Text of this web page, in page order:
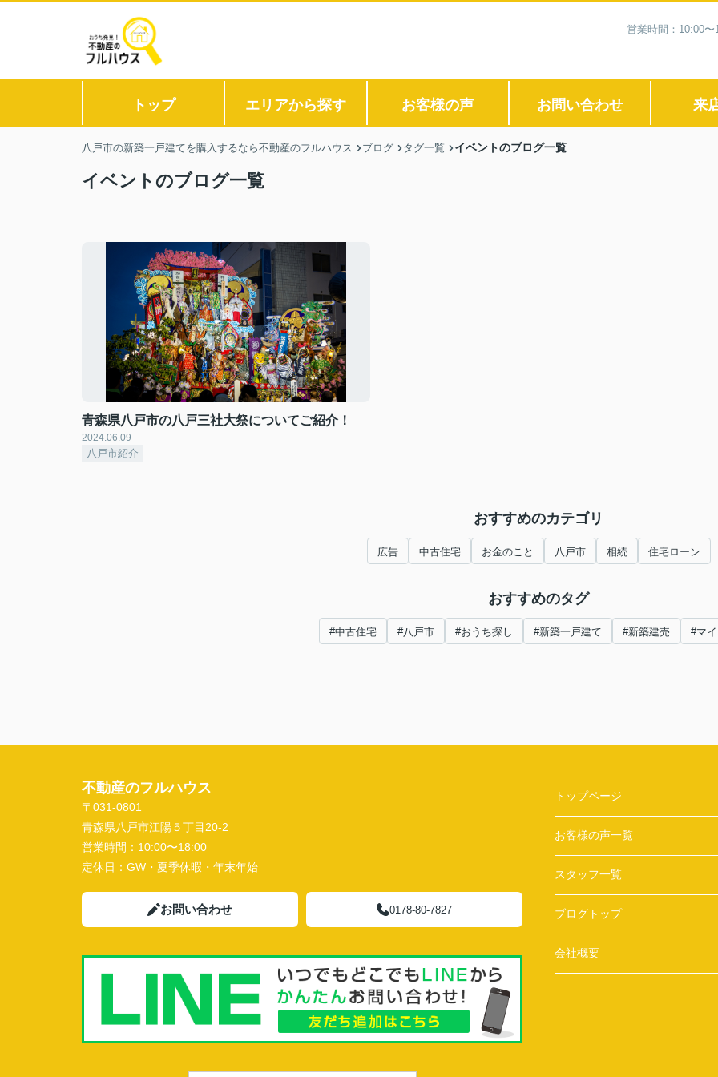
営業時間：10:00
トップ エリアから探す お客様の声 お問い合わせ 来
八戸市の新築一戸建てを購入するなら不動産のフルハウス ブログ タグ一覧 イベントのブログ一覧
イベントのブログ一覧
青森県八戸市の八戸三社大祭についてご紹介！
2024.06.09
八戸市紹介
おすすめのカテゴリ
広告 中古住宅 お金のこと 八戸市 相続 住宅ローン
おすすめのタグ
#中古住宅 #八戸市 #おうち探し #新築一戸建て #新築建売 #マ
不動産のフルハウス
〒031-0801
青森県八戸市江陽５丁目20-2
営業時間： 10:00〜18:00
定休日： GW・夏季休暇・年末年始
お問い合わせ 0178-80-7827
トップページ
お客様の声一覧
スタッフ一覧
ブログトップ
会社概要